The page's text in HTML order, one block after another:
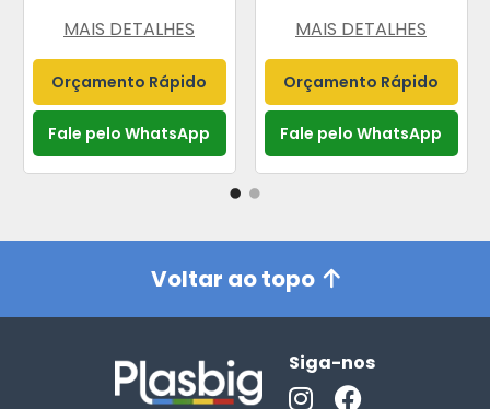
MAIS DETALHES
Orçamento Rápido
Fale pelo WhatsApp
MAIS DETALHES
Orçamento Rápido
Fale pelo WhatsApp
Voltar ao topo
Siga-nos